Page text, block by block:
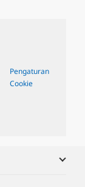
Pengaturan
Cookie